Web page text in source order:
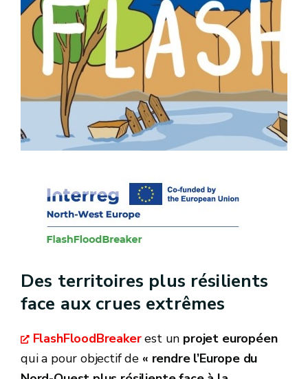
Des territoires plus résilients
face aux crues extrêmes
FlashFloodBreakerest un projet européen
qui a pour objectif de « rendre l’Europe du